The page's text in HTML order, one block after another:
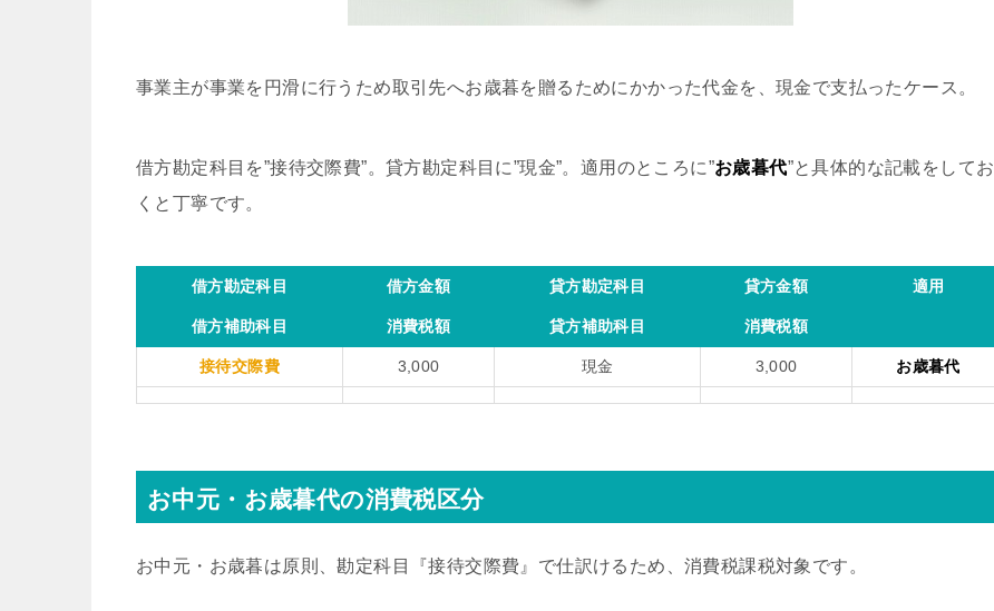
事業主が事業を円滑に行うため取引先へお歳暮を贈るためにかかった代金を、現金で支払ったケース。
借方勘定科目を”接待交際費”。貸方勘定科目に”現金”。適用のところに”お歳暮代”と具体的な記載をしてお
くと丁寧です。
借方勘定科目 借方金額 貸方勘定科目 貸方金額 適用
借方補助科目 消費税額 貸方補助科目 消費税額
接待交際費 3,000 現金 3,000 お歳暮代
お中元・お歳暮代の消費税区分
お中元・お歳暮は原則、勘定科目『接待交際費』で仕訳けるため、消費税課税対象です。